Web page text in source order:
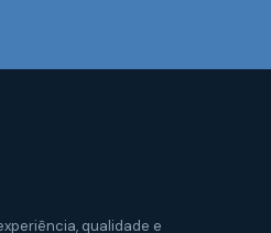
qualidade e